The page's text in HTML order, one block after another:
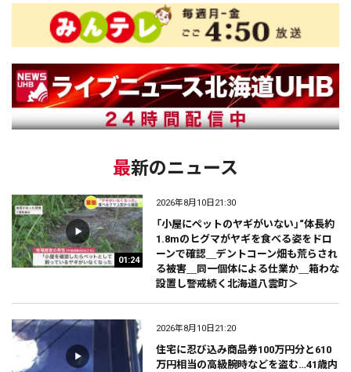
最新のニュース
01:24
2026年8月10日21:30
「小屋にペットのヤギがいない」“体長約
1.8mのヒグマがヤギを食べる姿をドロ
ーンで確認＿デントコーン畑も荒らされ
る被害＿同一個体による仕業か＿箱わな
設置し警戒続く北海道八雲町＞
2026年8月10日21:20
住宅に忍び込み商品券100万円分と610
万円相当の高級腕時などを盗む…41歳内